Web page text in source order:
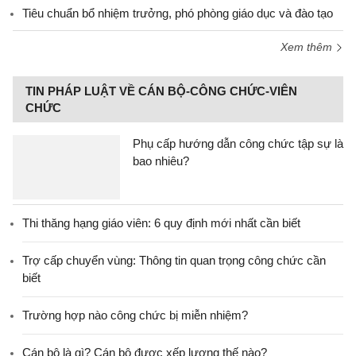
Tiêu chuẩn bổ nhiệm trưởng, phó phòng giáo dục và đào tạo
Xem thêm
TIN PHÁP LUẬT VỀ CÁN BỘ-CÔNG CHỨC-VIÊN
CHỨC
Phụ cấp hướng dẫn công chức tập sự là
bao nhiêu?
Thi thăng hạng giáo viên: 6 quy định mới nhất cần biết
Trợ cấp chuyển vùng: Thông tin quan trọng công chức cần
biết
Trường hợp nào công chức bị miễn nhiệm?
Cán bộ là gì? Cán bộ được xếp lương thế nào?